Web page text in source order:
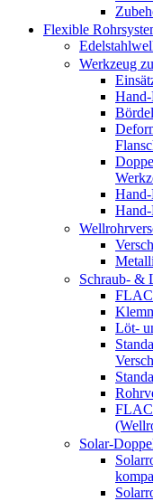
Flexible
Werkzeug
Schraub- &
Löt-
Solar-